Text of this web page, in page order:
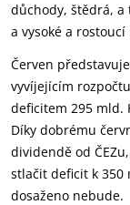
důchody, štědrá,
a vysoké a
Červen
vyvíjejícím
deficitem 295 mld.
Díky dobrému
dividendě od
stlačit deficit k 350
dosaženo nebude.